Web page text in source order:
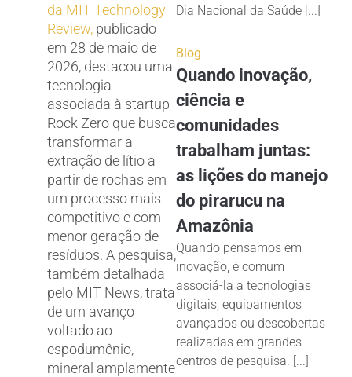
da MIT Technology
Review, publicado
em 28 de maio de
2026, destacou uma
tecnologia
associada à startup
Rock Zero que busca
transformar a
extração de lítio a
partir de rochas em
um processo mais
competitivo e com
menor geração de
resíduos. A pesquisa,
também detalhada
pelo MIT News, trata
de um avanço
voltado ao
espodumênio,
mineral amplamente
Dia Nacional da Saúde [...]
Blog
Quando inovação,
ciência e
comunidades
trabalham juntas:
as lições do manejo
do pirarucu na
Amazônia
Quando pensamos em
inovação, é comum
associá-la a tecnologias
digitais, equipamentos
avançados ou descobertas
realizadas em grandes
centros de pesquisa. [...]